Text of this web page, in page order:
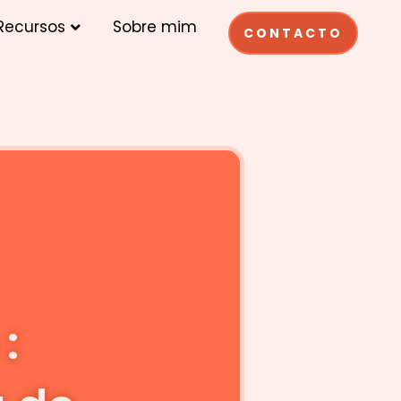
OPEN RECURSOS
Sobre mim CONTACTO